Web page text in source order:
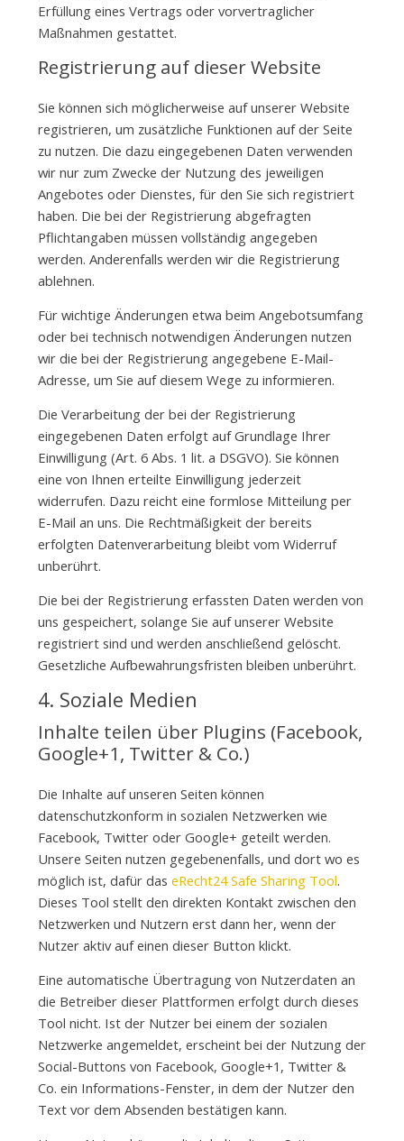
Erfüllung eines Vertrags oder vorvertraglicher
Maßnahmen gestattet.
Registrierung auf dieser Website
Sie können sich möglicherweise auf unserer Website
registrieren, um zusätzliche Funktionen auf der Seite
zu nutzen. Die dazu eingegebenen Daten verwenden
wir nur zum Zwecke der Nutzung des jeweiligen
Angebotes oder Dienstes, für den Sie sich registriert
haben. Die bei der Registrierung abgefragten
Pflichtangaben müssen vollständig angegeben
werden. Anderenfalls werden wir die Registrierung
ablehnen.
Für wichtige Änderungen etwa beim Angebotsumfang
oder bei technisch notwendigen Änderungen nutzen
wir die bei der Registrierung angegebene E-Mail-
Adresse, um Sie auf diesem Wege zu informieren.
Die Verarbeitung der bei der Registrierung
eingegebenen Daten erfolgt auf Grundlage Ihrer
Einwilligung (Art. 6 Abs. 1 lit. a DSGVO). Sie können
eine von Ihnen erteilte Einwilligung jederzeit
widerrufen. Dazu reicht eine formlose Mitteilung per
E-Mail an uns. Die Rechtmäßigkeit der bereits
erfolgten Datenverarbeitung bleibt vom Widerruf
unberührt.
Die bei der Registrierung erfassten Daten werden von
uns gespeichert, solange Sie auf unserer Website
registriert sind und werden anschließend gelöscht.
Gesetzliche Aufbewahrungsfristen bleiben unberührt.
4. Soziale Medien
Inhalte teilen über Plugins (Facebook,
Google+1, Twitter & Co.)
Die Inhalte auf unseren Seiten können
datenschutzkonform in sozialen Netzwerken wie
Facebook, Twitter oder Google+ geteilt werden.
Unsere Seiten nutzen gegebenenfalls, und dort wo es
möglich ist, dafür das eRecht24 Safe Sharing Tool.
Dieses Tool stellt den direkten Kontakt zwischen den
Netzwerken und Nutzern erst dann her, wenn der
Nutzer aktiv auf einen dieser Button klickt.
Eine automatische Übertragung von Nutzerdaten an
die Betreiber dieser Plattformen erfolgt durch dieses
Tool nicht. Ist der Nutzer bei einem der sozialen
Netzwerke angemeldet, erscheint bei der Nutzung der
Social-Buttons von Facebook, Google+1, Twitter &
Co. ein Informations-Fenster, in dem der Nutzer den
Text vor dem Absenden bestätigen kann.